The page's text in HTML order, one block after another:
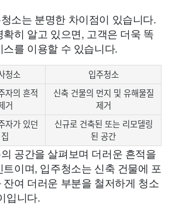
소는 분명한 차이점이 있습니다.
히 알고 있으면, 고객은 더욱 똑
를 이용할 수 있습니다.
청소 입주청소
자의 흔적
거
신축 건물의 먼지 및 유해물질
제거
자가 있던
집
신규로 건축된 또는 리모델링
된 공간
공간을 살펴보며 더러운 흔적을
이며, 입주청소는 신축 건물에 포
여 더러운 부분을 철저하게 청소
입니다.